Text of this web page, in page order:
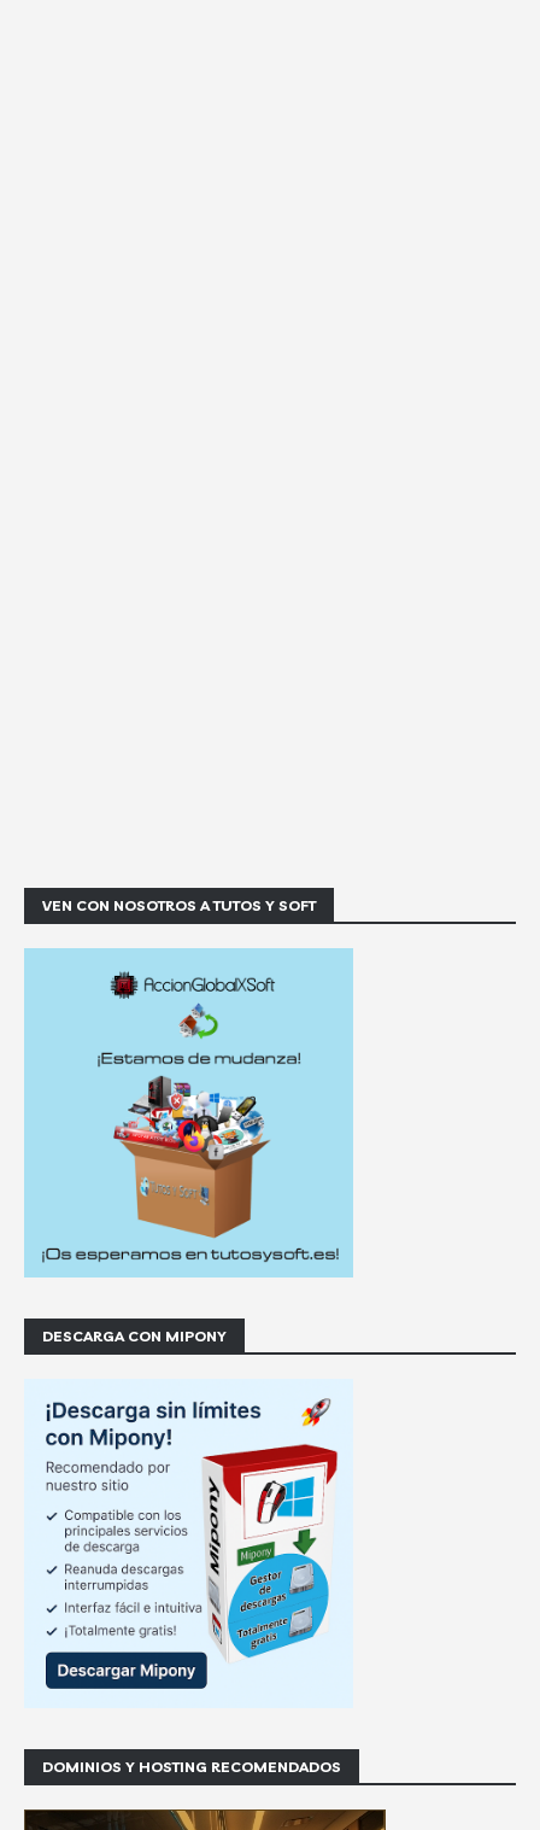
VEN CON NOSOTROS A TUTOS Y SOFT
DESCARGA CON MIPONY
DOMINIOS Y HOSTING RECOMENDADOS